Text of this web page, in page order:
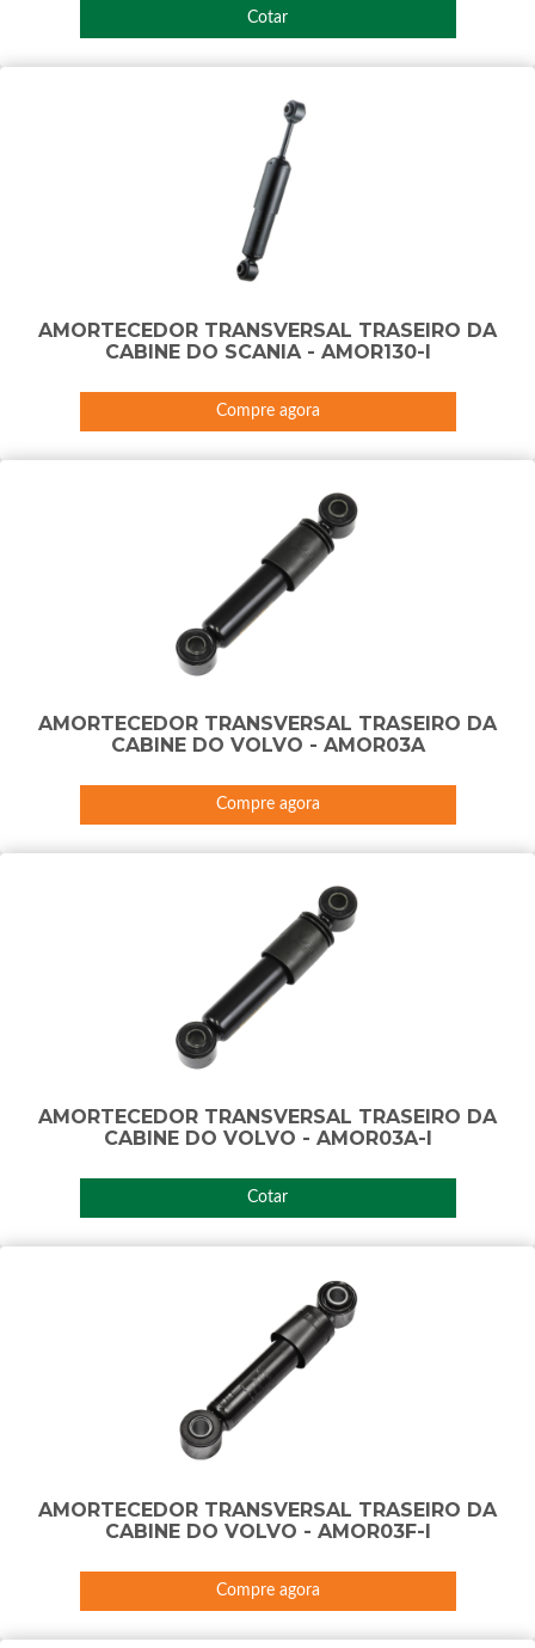
Cotar
AMORTECEDOR TRANSVERSAL TRASEIRO DA
CABINE DO SCANIA - AMOR130-I
Compre agora
AMORTECEDOR TRANSVERSAL TRASEIRO DA
CABINE DO VOLVO - AMOR03A
Compre agora
AMORTECEDOR TRANSVERSAL TRASEIRO DA
CABINE DO VOLVO - AMOR03A-I
Cotar
AMORTECEDOR TRANSVERSAL TRASEIRO DA
CABINE DO VOLVO - AMOR03F-I
Compre agora